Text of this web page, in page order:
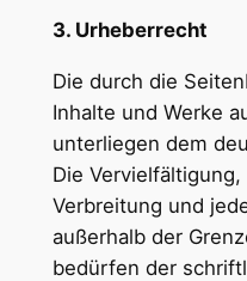
3. Urheberrecht
Die durch die
Inhalte und Werke
unterliegen dem
Die
Verbreitung und
außerhalb der
bedürfen der